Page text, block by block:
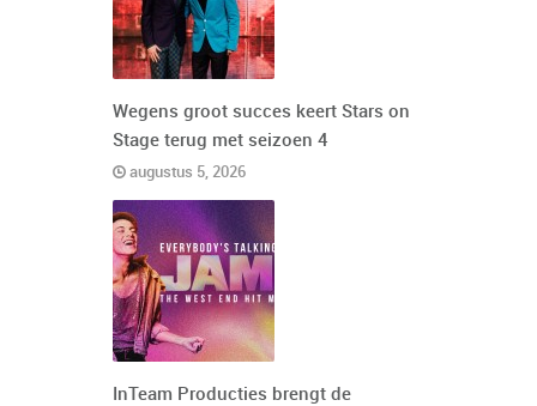
Wegens groot succes keert Stars on
Stage terug met seizoen 4
augustus 5, 2026
InTeam Producties brengt de